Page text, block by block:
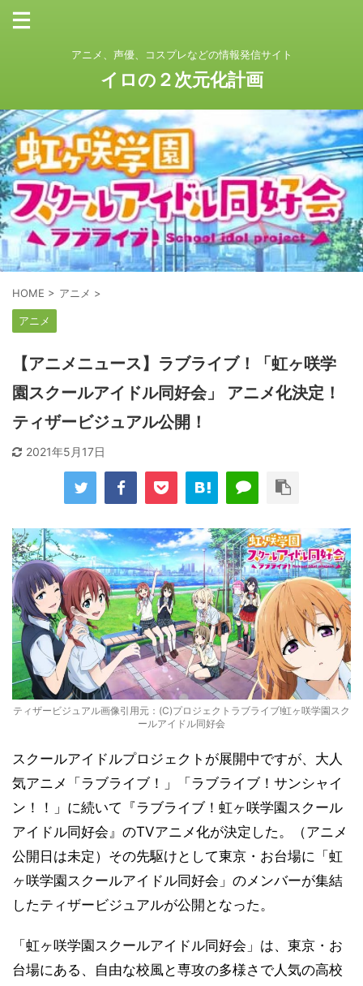
アニメ、声優、コスプレなどの情報発信サイト
イロの２次元化計画
HOME > アニメ >
アニメ
【アニメニュース】ラブライブ！「虹ヶ咲学
園スクールアイドル同好会」 アニメ化決定！
ティザービジュアル公開！
2021年5月17日
ティザービジュアル画像引用元：(C)プロジェクトラブライブ!虹ヶ咲学園スク
ールアイドル同好会
スクールアイドルプロジェクトが展開中ですが、大人
気アニメ「ラブライブ！」「ラブライブ！サンシャイ
ン！！」に続いて『ラブライブ！虹ヶ咲学園スクール
アイドル同好会』のTVアニメ化が決定した。（アニメ
公開日は未定）その先駆けとして東京・お台場に「虹
ヶ咲学園スクールアイドル同好会」のメンバーが集結
したティザービジュアルが公開となった。
「虹ヶ咲学園スクールアイドル同好会」は、東京・お
台場にある、自由な校風と専攻の多様さで人気の高校